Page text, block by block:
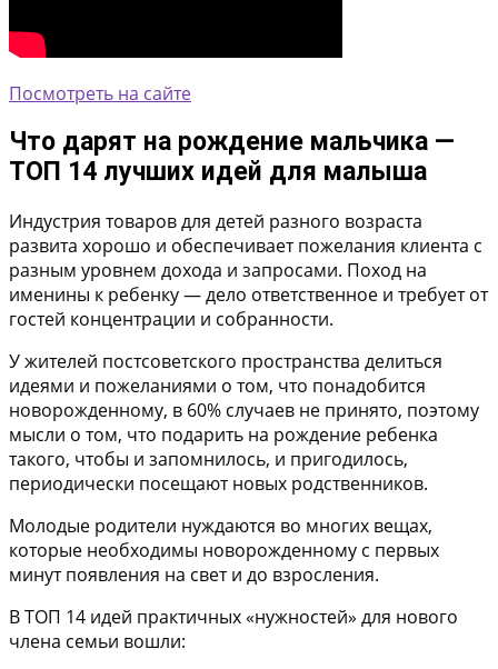
Посмотреть на сайте
Что дарят на рождение мальчика —
ТОП 14 лучших идей для малыша
Индустрия товаров для детей разного возраста
развита хорошо и обеспечивает пожелания клиента с
разным уровнем дохода и запросами. Поход на
именины к ребенку — дело ответственное и требует от
гостей концентрации и собранности.
У жителей постсоветского пространства делиться
идеями и пожеланиями о том, что понадобится
новорожденному, в 60% случаев не принято, поэтому
мысли о том, что подарить на рождение ребенка
такого, чтобы и запомнилось, и пригодилось,
периодически посещают новых родственников.
Молодые родители нуждаются во многих вещах,
которые необходимы новорожденному с первых
минут появления на свет и до взросления.
В ТОП 14 идей практичных «нужностей» для нового
члена семьи вошли: